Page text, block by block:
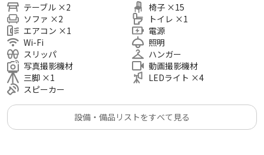
テーブル ×2
ソファ ×2
エアコン ×1
Wi-Fi
スリッパ
写真撮影機材
三脚 ×1
スピーカー
椅子 ×15
トイレ ×1
電源
照明
ハンガー
動画撮影機材
LEDライト ×4
設備・備品リストをすべて見る